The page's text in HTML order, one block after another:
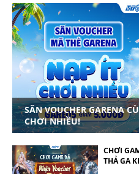
SĂN VOUCHER GARENA
CHƠI NHIỀU!
CHƠI
THẢ GA